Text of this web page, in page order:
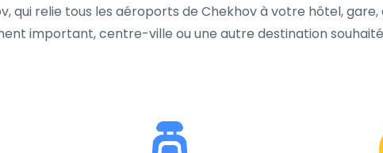
qui relie tous les aéroports de Chekhov à votre hôtel, gare,
important, centre-ville ou une autre destination